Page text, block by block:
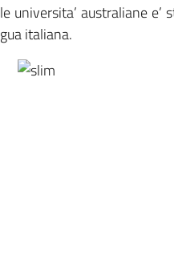
universita’ australiane
italiana.